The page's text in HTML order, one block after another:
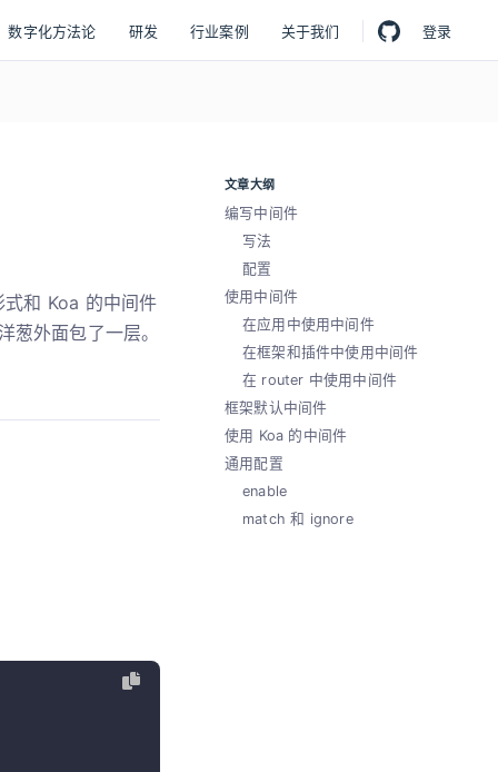
数字化方法论 研发 行业案例 关于我们 登录
和 Koa 的中间件
葱外面包了一层。
文章大纲
编写中间件
写法
配置
使用中间件
在应用中使用中间件
在框架和插件中使用中间件
在 router 中使用中间件
框架默认中间件
使用 Koa 的中间件
通用配置
enable
match 和 ignore